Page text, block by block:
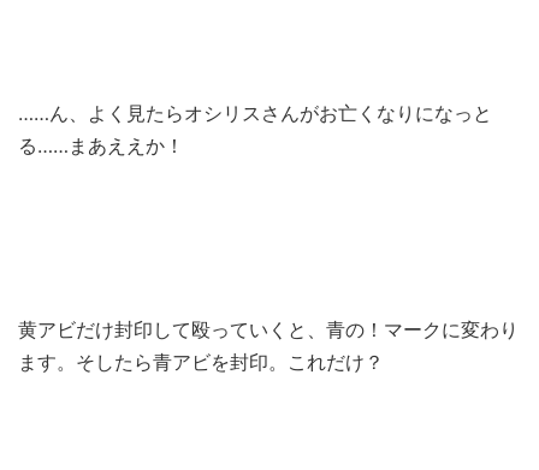
……ん、よく見たらオシリスさんがお亡くなりになっと
る……まあええか！
黄アビだけ封印して殴っていくと、青の！マークに変わり
ます。そしたら青アビを封印。これだけ？